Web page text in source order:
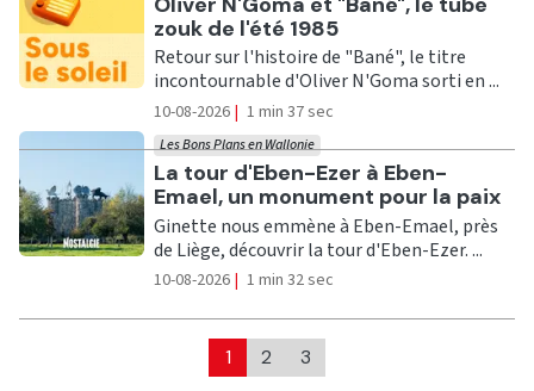
zouk de l'été 1985
Retour sur l'histoire de "Bané", le titre
incontournable d'Oliver N'Goma sorti en ...
10-08-2026 | 1 min 37 sec
Ecouter
La tour d'Eben-Ezer à Eben-
Emael, un monument pour la paix
Les Bons Plans en Wallonie
Ginette nous emmène à Eben-Emael, près
de Liège, découvrir la tour d'Eben-Ezer. ...
10-08-2026 | 1 min 32 sec
1 2 3